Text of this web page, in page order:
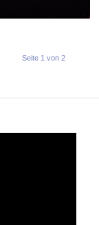
Seite 1 von 2